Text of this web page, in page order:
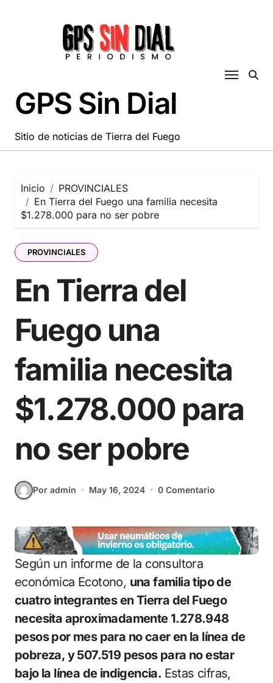
GPS Sin Dial
Sitio de noticias de Tierra del Fuego
Inicio
PROVINCIALES
En Tierra del Fuego una familia necesita
$1.278.000 para no ser pobre
PROVINCIALES
En Tierra del
Fuego una
familia necesita
$1.278.000 para
no ser pobre
Por admin May 16, 2024 0 Comentario
Según un informe de la consultora
económica Ecotono, una familia tipo de
cuatro integrantes en Tierra del Fuego
necesita aproximadamente 1.278.948
pesos por mes para no caer en la línea de
pobreza, y 507.519 pesos para no estar
bajo la línea de indigencia. Estas cifras,